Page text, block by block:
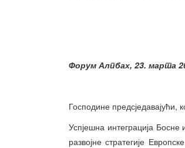
Форум Алпбах, 23. марта
Господине предсједавајући,
Успјешна интеграција Босне
развојне стратегије